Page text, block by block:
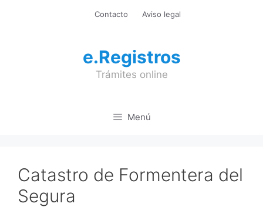
Contacto Aviso legal
e.Registros
Trámites online
Menú
Catastro de Formentera del
Segura